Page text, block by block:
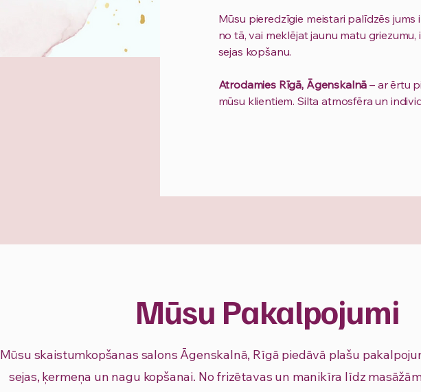
Mūsu pieredzīgie meistari palīdzēs
no tā, vai meklējat jaunu matu
sejas kopšanu.
Atrodamies Rīgā, Āgenskalnā – ar ērtu
mūsu klientiem. Silta atmosfēra un
Mūsu Pakalpojumi
Mūsu skaistumkopšanas salons Āgenskalnā, Rīgā piedāvā plašu
sejas, ķermeņa un nagu kopšanai. No frizētavas un manikīra līdz